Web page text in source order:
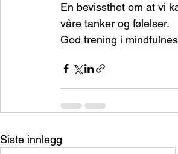
En bevissthet om at vi
våre tanker og følelser.
God trening i
Siste innlegg